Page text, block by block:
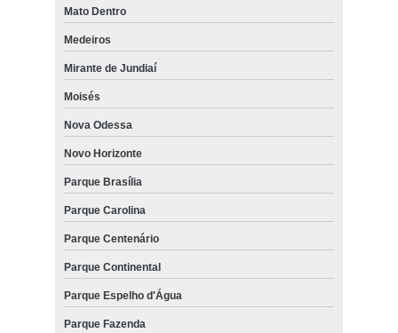
Mato Dentro
Medeiros
Mirante de Jundiaí
Moisés
Nova Odessa
Novo Horizonte
Parque Brasília
Parque Carolina
Parque Centenário
Parque Continental
Parque Espelho d'Água
Parque Fazenda